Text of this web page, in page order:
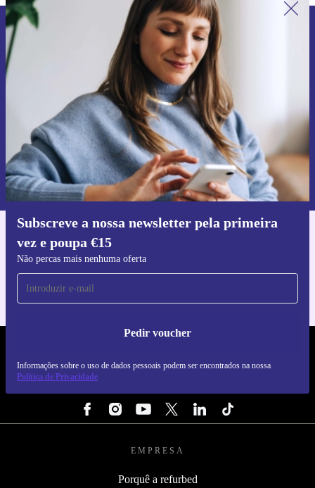
Subscreve a nossa newsletter pela primeira
vez e poupa €15
Subscreve a nossa newsletter pela
primeira vez e poupa 15€!
Não percas mais nenhuma oferta.
Pedir voucher
Informações sobre o uso de dados pessoais podem ser encontrados na
nossaPolítica de Privacidade.
Faz o download da app refurbed
Para iOS e Android
REFURBED PORTUGAL - RETHINK NEW.
SEGUE-NOS